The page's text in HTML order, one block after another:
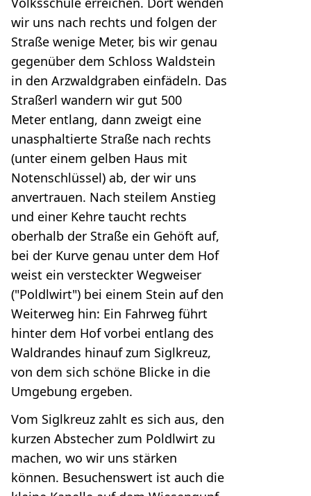
wir uns nach rechts und folgen der
Straße wenige Meter, bis wir genau
gegenüber dem Schloss Waldstein
in den Arzwaldgraben einfädeln. Das
Straßerl wandern wir gut 500
Meter entlang, dann zweigt eine
unasphaltierte Straße nach rechts
(unter einem gelben Haus mit
Notenschlüssel) ab, der wir uns
anvertrauen. Nach steilem Anstieg
und einer Kehre taucht rechts
oberhalb der Straße ein Gehöft auf,
bei der Kurve genau unter dem Hof
weist ein versteckter Wegweiser
("Poldlwirt") bei einem Stein auf den
Weiterweg hin: Ein Fahrweg führt
hinter dem Hof vorbei entlang des
Waldrandes hinauf zum Siglkreuz,
von dem sich schöne Blicke in die
Umgebung ergeben.
Vom Siglkreuz zahlt es sich aus, den
kurzen Abstecher zum Poldlwirt zu
machen, wo wir uns stärken
können. Besuchenswert ist auch die